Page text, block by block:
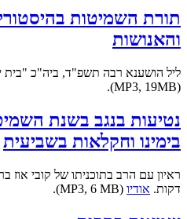
תורת השמיטות
והאנושות
ליל הושענא רבה תשפ"ד, ביה"כ "בית יהודה",
(MP3, 19MB).
נטיעות בנגב בשנת
בימינו וחקלאות בשביעית
דקות. אודיו (MP3, 6 MB).